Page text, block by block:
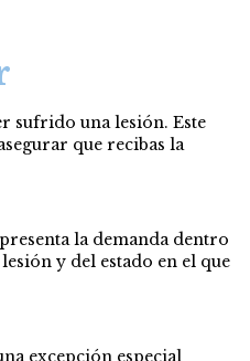
sufrido una lesión. Este
que recibas la
la demanda dentro
y del estado en el que
excepción especial